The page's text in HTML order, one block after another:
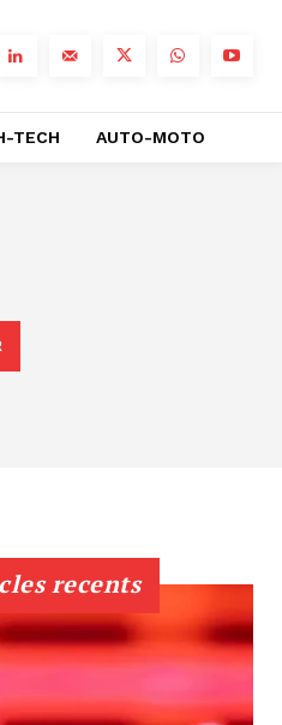
TECH AUTO-MOTO
recents